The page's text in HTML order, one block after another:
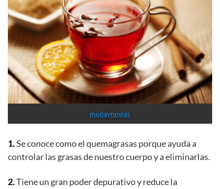
modaynovias
1.Se conoce como el quemagrasas porque ayuda a
controlar las grasas de nuestro cuerpo y a eliminarlas.
2.Tiene un gran poder depurativo y reduce la